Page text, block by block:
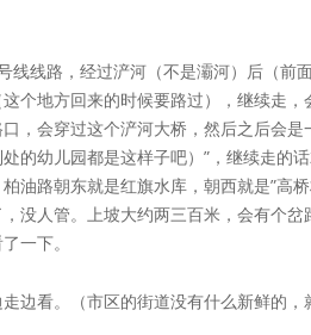
线线路，经过浐河（不是灞河）后（
个地方回来的时候要路过），继续走
，会穿过这个浐河大桥，然后之后会
的幼儿园都是这样子吧）”，继续走
油路朝东就是红旗水库，朝西就是”高
没人管。上坡大约两三百米，会有个
一下。
边看。（市区的街道没有什么新鲜的，